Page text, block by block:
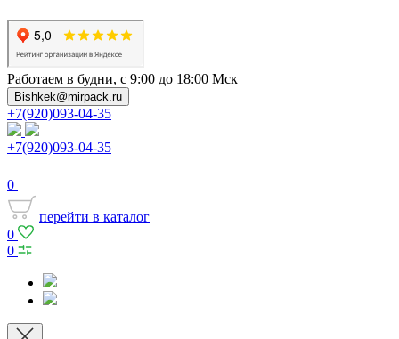
Работаем в будни, с 9:00 до 18:00 Мск
Bishkek@mirpack.ru
+7(920)093-04-35
+7(920)093-04-35
0
перейти в каталог
0
0